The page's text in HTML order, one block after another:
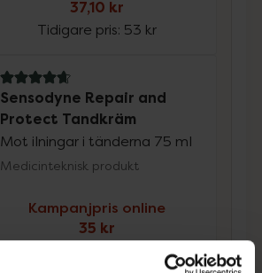
37,10 kr
Tidigare pris: 53 kr
4.8 av 5 i omdöme
Sensodyne Repair and
Protect Tandkräm
Mot ilningar i tänderna 75 ml
Medicinteknisk produkt
Kampanjpris online
35 kr